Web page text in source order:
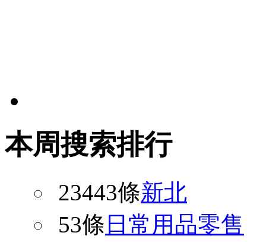
本周搜索排行
23443條新北
53條日常用品零售